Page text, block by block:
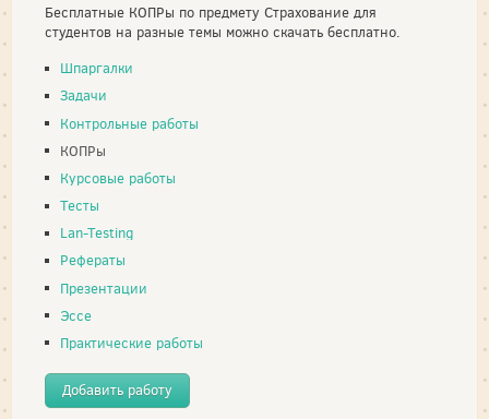
Бесплатные КОПРы по предмету Страхование для
студентов на разные темы можно скачать бесплатно.
Шпаргалки
Задачи
Контрольные работы
КОПРы
Курсовые работы
Тесты
Lan-Testing
Рефераты
Презентации
Эссе
Практические работы
Добавить работу